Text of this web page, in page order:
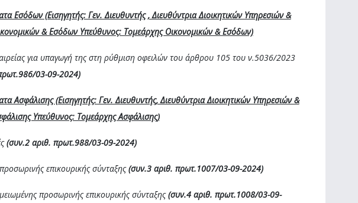
Εσόδων (Εισηγητής: Γεν. Διευθυντής , Διευθύντρια Διοικητικών Υπηρεσιών &
& Εσόδων Υπεύθυνος: Τομεάρχης Οικονομικών & Εσόδων)
για υπαγωγή της στη ρύθμιση οφειλών του άρθρου 105 του ν.5036/2023
03-09-2024)
Ασφάλισης (Εισηγητής: Γεν. Διευθυντής, Διευθύντρια Διοικητικών Υπηρεσιών &
Υπεύθυνος: Τομεάρχης Ασφάλισης)
(συν.2 αριθ. πρωτ.988/03-09-2024)
επικουρικής σύνταξης(συν.3 αριθ. πρωτ.1007/03-09-2024)
προσωρινής επικουρικής σύνταξης(συν.4 αριθ. πρωτ.1008/03-09-